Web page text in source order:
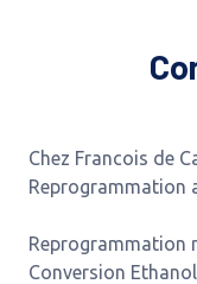
Chez Francois de
Reprogrammation
Reprogrammation
Conversion